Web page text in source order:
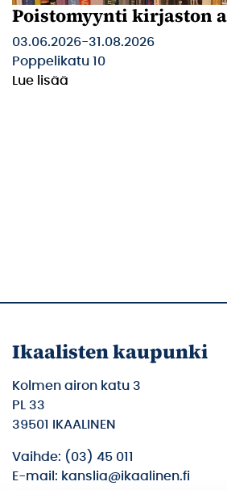
Poistomyynti kirjaston
03.06.2026-31.08.2026
Poppelikatu 10
Lue lisää
Ikaalisten kaupunki
Kolmen airon katu 3
PL 33
39501 IKAALINEN
Vaihde: (03) 45 011
E-mail: kanslia@ikaalinen.fi